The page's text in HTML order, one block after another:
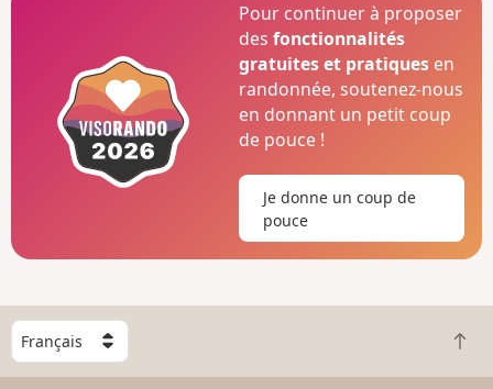
Pour continuer à proposer
desfonctionnalités
gratuites et pratiques en
randonnée, soutenez-nous
en donnant un petit coup
de pouce !
Je donne un coup de
pouce
C
h
o
R
e